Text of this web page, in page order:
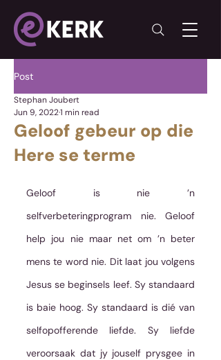
Post
Geloof gebeur op die
Here se terme
Stephan Joubert
Jun 9, 20221 min read
Geloof is nie ’n
selfverbeteringprogram nie. Geloof
help jou nie maar net om ’n beter
mens te word nie. Dit laat jou volgens
Jesus se beginsels leef. Sy standaard
is baie hoog. Sy standaard is dié van
selfopofferende liefde. Sy liefde
veroorsaak dat jy jouself prysgee in